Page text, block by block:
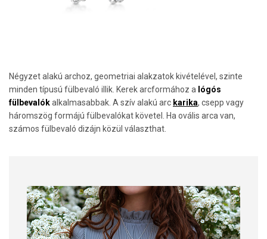
Négyzet alakú archoz, geometriai alakzatok kivételével, szinte
minden típusú fülbevaló illik. Kerek arcformához a lógós
fülbevalókalkalmasabbak. A szív alakú arc karika, csepp vagy
háromszög formájú fülbevalókat követel. Ha ovális arca van,
számos fülbevaló dizájn közül választhat.